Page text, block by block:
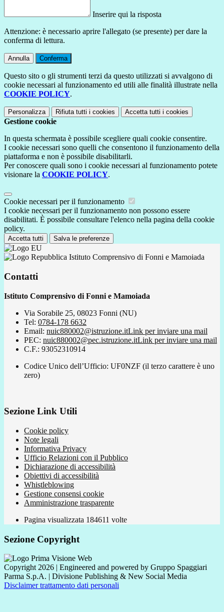
Inserire qui la risposta
Attenzione: è necessario aprire l'allegato (se presente) per dare la
conferma di lettura.
Annulla Conferma
Questo sito o gli strumenti terzi da questo utilizzati si avvalgono di
cookie necessari al funzionamento ed utili alle finalità illustrate nella
COOKIE POLICY.
Personalizza Rifiuta tutti i cookies Accetta tutti i cookies
Gestione cookie
In questa schermata è possibile scegliere quali cookie consentire.
I cookie necessari sono quelli che consentono il funzionamento della
piattaforma e non è possibile disabilitarli.
Per conoscere quali sono i cookie necessari al funzionamento potete
visionare la COOKIE POLICY.
Cookie necessari per il funzionamento
I cookie necessari per il funzionamento non possono essere
disabilitati. È possibile consultare l'elenco nella pagina della cookie
policy.
Accetta tutti Salva le preferenze
Istituto Comprensivo di Fonni e Mamoiada
Contatti
Istituto Comprensivo di Fonni e Mamoiada
Via Sorabile 25, 08023 Fonni (NU)
Tel: 0784-178 6632
Email: nuic880002@istruzione.itLink per inviare una mail
PEC: nuic880002@pec.istruzione.itLink per inviare una mail
C.F.: 93052310914
Codice Unico dell’Ufficio: UF0NZF (il terzo carattere è uno
zero)
Sezione Link Utili
Cookie policy
Note legali
Informativa Privacy
Ufficio Relazioni con il Pubblico
Dichiarazione di accessibilità
Obiettivi di accessibilità
Whistleblowing
Gestione consensi cookie
Amministrazione trasparente
Pagina visualizzata 184611 volte
Sezione Copyright
Copyright 2026 | Engineered and powered by Gruppo Spaggiari
Parma S.p.A. | Divisione Publishing & New Social Media
Disclaimer trattamento dati personali